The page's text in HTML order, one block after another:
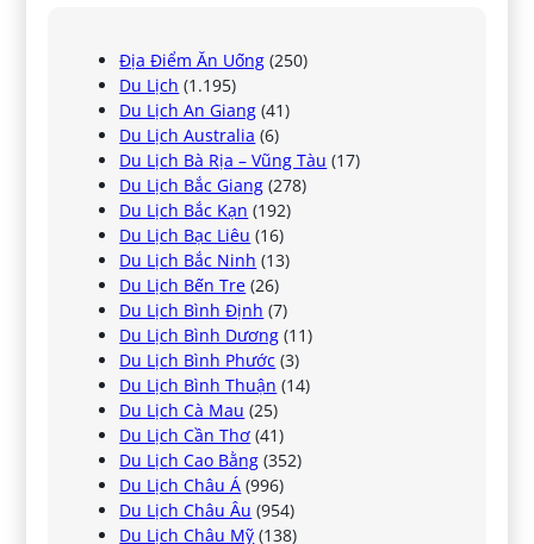
Địa Điểm Ăn Uống (250)
Du Lịch (1.195)
Du Lịch An Giang (41)
Du Lịch Australia (6)
Du Lịch Bà Rịa – Vũng Tàu (17)
Du Lịch Bắc Giang (278)
Du Lịch Bắc Kạn (192)
Du Lịch Bạc Liêu (16)
Du Lịch Bắc Ninh (13)
Du Lịch Bến Tre (26)
Du Lịch Bình Định (7)
Du Lịch Bình Dương (11)
Du Lịch Bình Phước (3)
Du Lịch Bình Thuận (14)
Du Lịch Cà Mau (25)
Du Lịch Cần Thơ (41)
Du Lịch Cao Bằng (352)
Du Lịch Châu Á (996)
Du Lịch Châu Âu (954)
Du Lịch Châu Mỹ (138)